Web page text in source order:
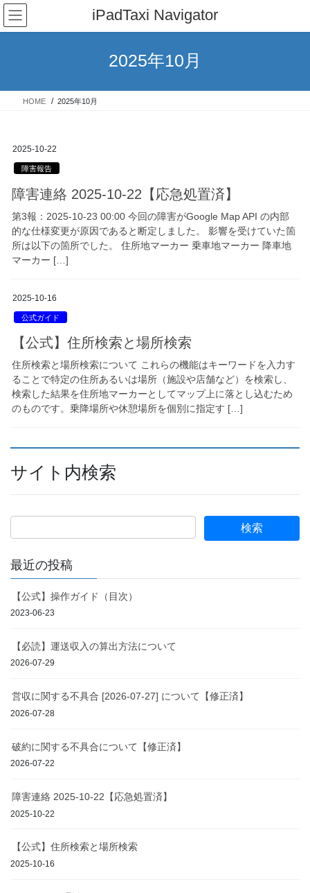
コ
ン
テ
ス
ナ
ビ
ゲ
ン
iPadTaxi Navigator
2025年10月
HOME 2025年10月
2025-10-22
障害報告
障害連絡 2025-10-22【応急処置済】
第3報：2025-10-23 00:00 今回の障害がGoogle Map API の内部
的な仕様変更が原因であると断定しました。 影響を受けていた箇
所は以下の箇所でした。 住所地マーカー 乗車地マーカー 降車地
マーカー […]
2025-10-16
公式ガイド
【公式】住所検索と場所検索
住所検索と場所検索について これらの機能はキーワードを入力す
ることで特定の住所あるいは場所（施設や店舗など）を検索し、
検索した結果を住所地マーカーとしてマップ上に落とし込むため
のものです。乗降場所や休憩場所を個別に指定す […]
サイト内検索
最近の投稿
【公式】操作ガイド（目次）
2023-06-23
【必読】運送収入の算出方法について
2026-07-29
営収に関する不具合 [2026-07-27] について【修正済】
2026-07-28
破約に関する不具合について【修正済】
2026-07-22
障害連絡 2025-10-22【応急処置済】
2025-10-22
【公式】住所検索と場所検索
2025-10-16